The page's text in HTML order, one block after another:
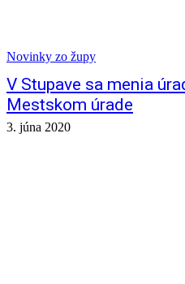
Novinky zo župy
V Stupave sa menia
Mestskom úrade
3. júna 2020